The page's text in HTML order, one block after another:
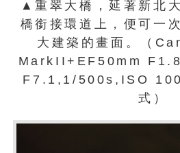
▲重翠大橋，延著新北
橋銜接環道上，便可一
大建築的畫面。（
MarkII+EF50mm F1.8
F7.1,1/500s,ISO
式）